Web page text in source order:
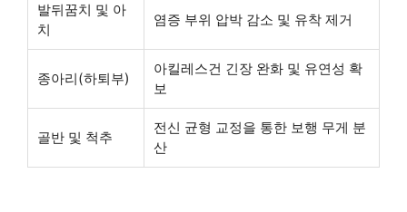
발뒤꿈치 및 아
치
염증 부위 압박 감소 및 유착 제거
종아리(하퇴부)
아킬레스건 긴장 완화 및 유연성 확
보
골반 및 척추
전신 균형 교정을 통한 보행 무게 분
산